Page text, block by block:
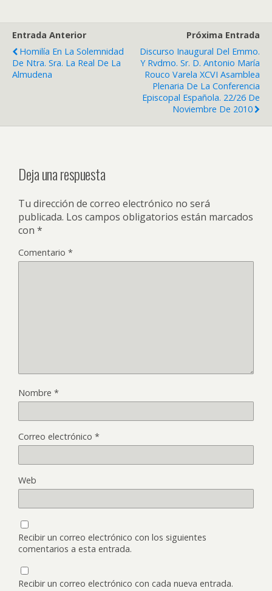
Entrada Anterior
Homilía En La Solemnidad
De Ntra. Sra. La Real De La
Almudena
Próxima Entrada
Discurso Inaugural Del Emmo.
Y Rvdmo. Sr. D. Antonio María
Rouco Varela XCVI Asamblea
Plenaria De La Conferencia
Episcopal Española. 22/26 De
Noviembre De 2010
Deja una respuesta
Tu dirección de correo electrónico no será
publicada. Los campos obligatorios están marcados
con *
Comentario *
Nombre *
Correo electrónico *
Web
Recibir un correo electrónico con los siguientes
comentarios a esta entrada.
Recibir un correo electrónico con cada nueva entrada.